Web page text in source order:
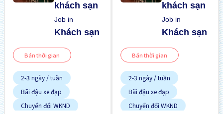
khách sạn
Job in
Khách sạn
Bán thời gian
2-3 ngày / tuần
Bãi đậu xe đạp
Chuyển đổi WKND
khách sạn
Job in
Khách sạn
Bán thời gian
2-3 ngày / tuần
Bãi đậu xe đạp
Chuyển đổi WKND